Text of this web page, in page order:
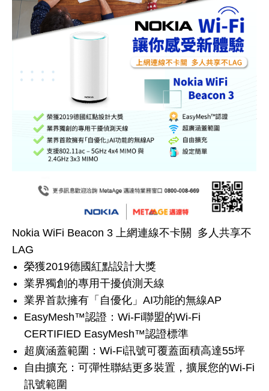
Nokia WiFi Beacon 3 上網連線不卡關 多人共享不
LAG
榮獲2019德國紅點設計大獎
業界獨創的專用干擾偵測天線
業界首款擁有「自優化」AI功能的無線AP
EasyMesh™認證：Wi-Fi聯盟的Wi-Fi
CERTIFIED EasyMesh™認證標準
超廣涵蓋範圍：Wi-Fi訊號可覆蓋面積高達55坪
自由擴充：可彈性聯結更多裝置，擴展您的Wi-Fi
訊號範圍